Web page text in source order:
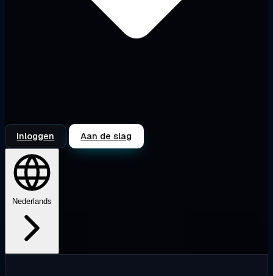
Inloggen Aan de slag
Nederlands